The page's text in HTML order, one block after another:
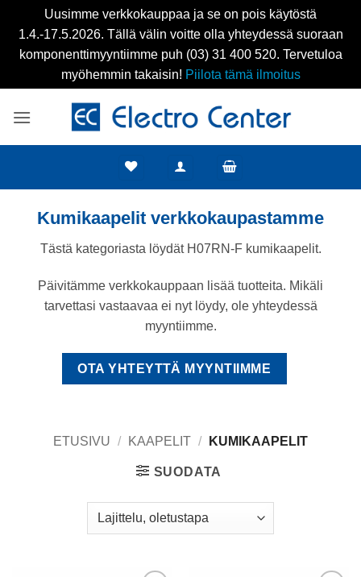
Uusimme verkkokauppaa ja se on pois käytöstä
1.4.-17.5.2026. Tällä välin voitte olla yhteydessä suoraan
komponenttimyyntiimme puh (03) 31 400 520. Tervetuloa
myöhemmin takaisin! Piilota tämä ilmoitus
Kumikaapelit verkkokaupastamme
Tästä kategoriasta löydät H07RN-F kumikaapelit.
Päivitämme verkkokauppaan lisää tuotteita. Mikäli
tarvettasi vastaavaa ei nyt löydy, ole yhteydessä
myyntiimme.
OTA YHTEYTTÄ MYYNTIIMME
ETUSIVU / KAAPELIT / KUMIKAAPELIT
SUODATA